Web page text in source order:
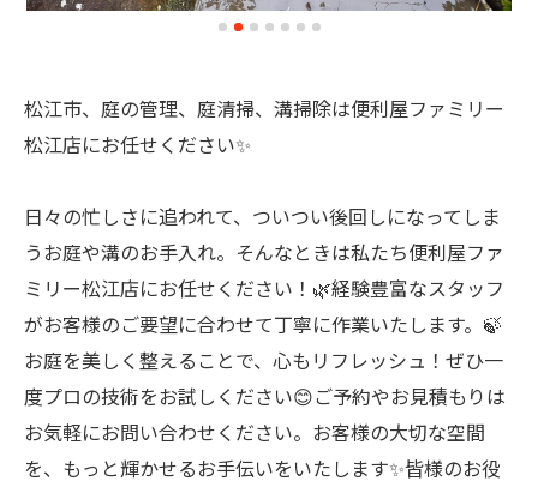
松江市、庭の管理、庭清掃、溝掃除は便利屋ファミリー
松江店にお任せください✨
日々の忙しさに追われて、ついつい後回しになってしま
うお庭や溝のお手入れ。そんなときは私たち便利屋ファ
ミリー松江店にお任せください！🌿経験豊富なスタッフ
がお客様のご要望に合わせて丁寧に作業いたします。🍃
お庭を美しく整えることで、心もリフレッシュ！ぜひ一
度プロの技術をお試しください😊ご予約やお見積もりは
お気軽にお問い合わせください。お客様の大切な空間
を、もっと輝かせるお手伝いをいたします✨皆様のお役